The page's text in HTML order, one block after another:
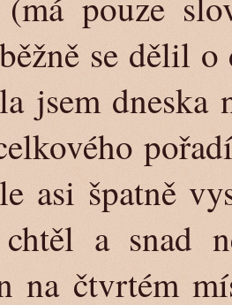
se dělil
jsem
asi špatně
a snad
na čtvrtém